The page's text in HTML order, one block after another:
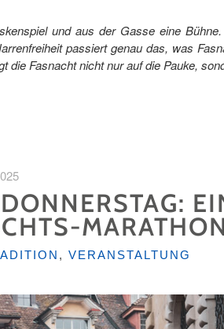
und aus der Gasse eine
passiert genau das, was
Fasnacht nicht nur auf die Pauke,
MARATHON
, VERANSTALTUNG